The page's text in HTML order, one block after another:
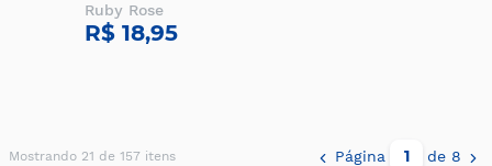
Ruby Rose
R$ 18,95
Mostrando 21 de 157 itens Página de 8